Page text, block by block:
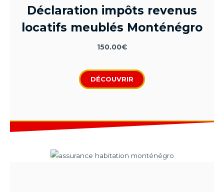
Déclaration impôts revenus
locatifs meublés Monténégro
150.00€
DÉCOUVRIR